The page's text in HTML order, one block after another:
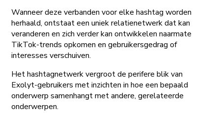
Wanneer deze verbanden voor elke hashtag worden
herhaald, ontstaat een uniek relatienetwerk dat kan
veranderen en zich verder kan ontwikkelen naarmate
TikTok-trends opkomen en gebruikersgedrag of
interesses verschuiven.
Het hashtagnetwerk vergroot de perifere blik van
Exolyt-gebruikers met inzichten in hoe een bepaald
onderwerp samenhangt met andere, gerelateerde
onderwerpen.